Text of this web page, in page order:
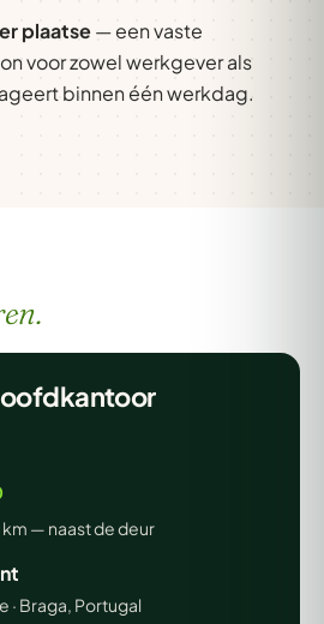
plaatse— een vaste
voor zowel werkgever als
binnen één werkdag.
km — naast de deur
· Braga, Portugal